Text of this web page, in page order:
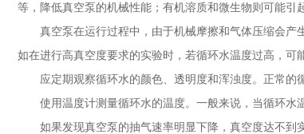
等，降低真空泵的机械性能；有机溶质和微生物则可能引
真空泵在运行过程中，由于机械摩擦和气体压缩会产生
如在进行高真空度要求的实验时，若循环水温度过高，可
应定期观察循环水的颜色、透明度和浑浊度。正常的循
使用温度计测量循环水的温度。一般来说，当循环水
如果发现真空泵的抽气速率明显下降，真空度达不到